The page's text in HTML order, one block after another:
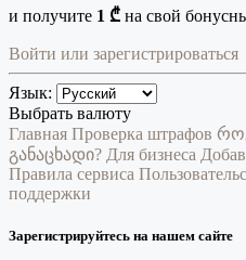
и получите 1 ₾ на свой
Войти или зарегистрироваться
Язык:
Выбрать валюту
Главная Проверка штрафов
განაცხადი? Для бизнеса
Правила сервиса
поддержки
Зарегистрируйтесь на нашем сайте